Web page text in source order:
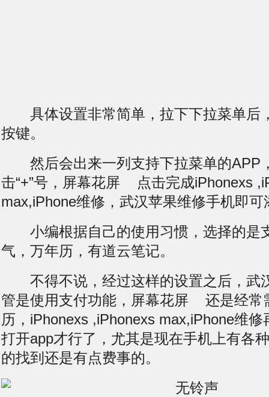
具体设置非常简单，拉下下拉菜单后
按键。
然后会出来一列支持下拉菜单的APP
击“+”号， 屏幕花屏 点击完成iPhonexs
max,iPhone维修，武汉苹果维修手机即可
小编根据自己的使用习惯，选择的是
气，万年历，有道云笔记。
不得不说，经过这样的设置之后，武
管是使用支付功能， 屏幕花屏 还是经常
历，iPhonexs ,iPhonexs max,iPhone维
打开app才行了，尤其是现在手机上有各
的找到还是有点费事的。